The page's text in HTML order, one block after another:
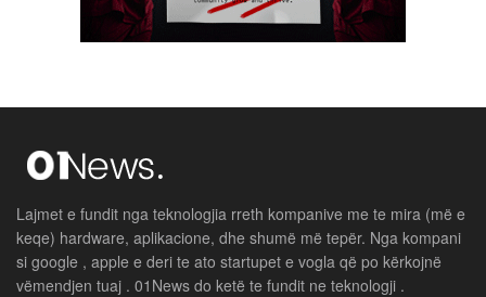
Lajmet e fundit nga teknologjia rreth kompanive me te mira (më e
keqe) hardware, aplikacione, dhe shumë më tepër. Nga kompani
si google , apple e deri te ato startupet e vogla që po kërkojnë
vëmendjen tuaj . 01News do ketë te fundit ne teknologji .